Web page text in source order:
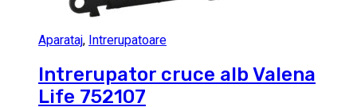
Aparataj, Intrerupatoare
Intrerupator cruce alb Valena
Life 752107